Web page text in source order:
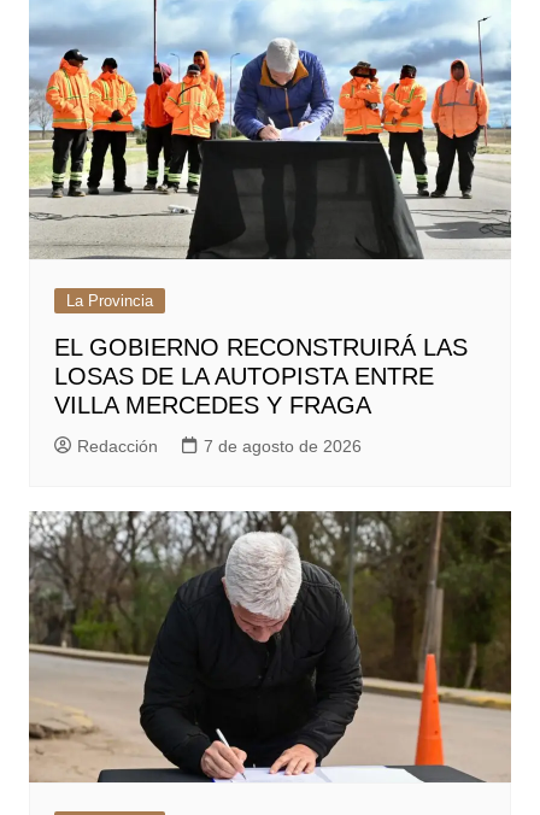
La Provincia
EL GOBIERNO RECONSTRUIRÁ LAS
LOSAS DE LA AUTOPISTA ENTRE
VILLA MERCEDES Y FRAGA
Redacción 7 de agosto de 2026